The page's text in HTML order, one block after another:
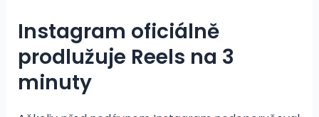
Instagram oficiálně
prodlužuje Reels na 3
minuty